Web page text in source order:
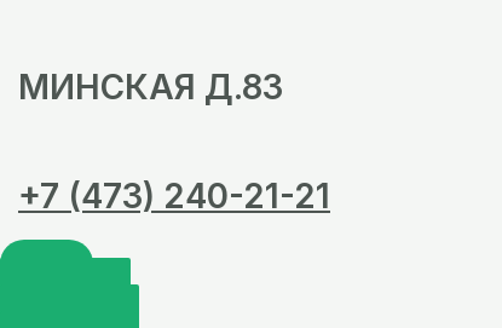
МИНСКАЯ Д.83
+7 (473) 240-21-21